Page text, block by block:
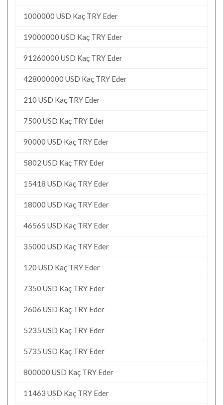
1000000 USD Kaç TRY Eder
19000000 USD Kaç TRY Eder
91260000 USD Kaç TRY Eder
428000000 USD Kaç TRY Eder
210 USD Kaç TRY Eder
7500 USD Kaç TRY Eder
90000 USD Kaç TRY Eder
5802 USD Kaç TRY Eder
15418 USD Kaç TRY Eder
18000 USD Kaç TRY Eder
46565 USD Kaç TRY Eder
35000 USD Kaç TRY Eder
120 USD Kaç TRY Eder
7350 USD Kaç TRY Eder
2606 USD Kaç TRY Eder
5235 USD Kaç TRY Eder
5735 USD Kaç TRY Eder
800000 USD Kaç TRY Eder
11463 USD Kaç TRY Eder